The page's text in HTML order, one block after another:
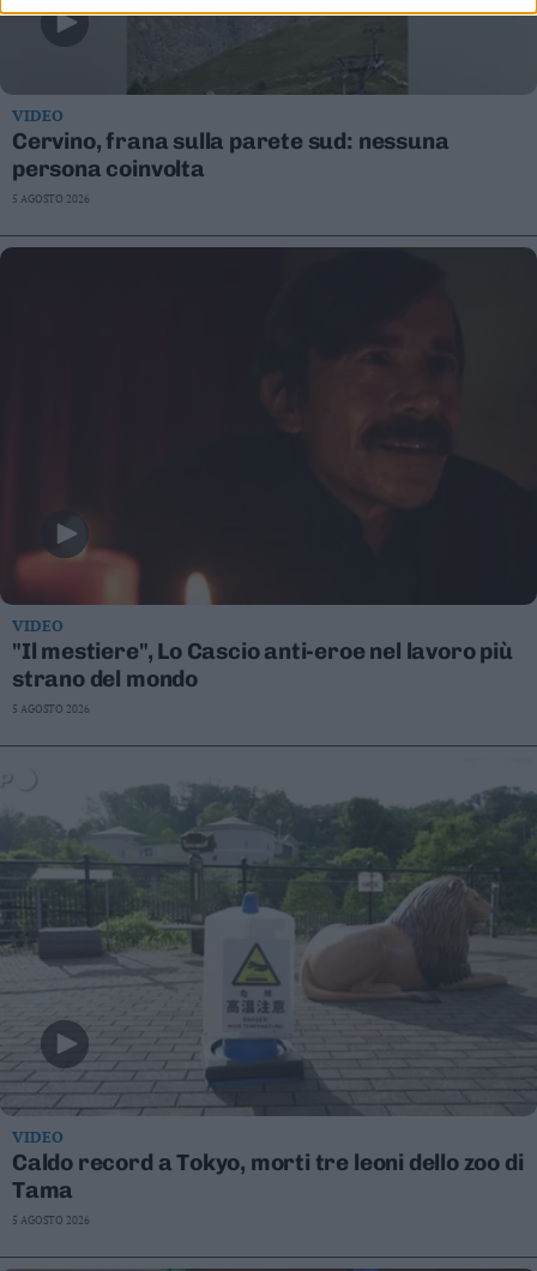
VIDEO
Cervino, frana sulla parete sud: nessuna
persona coinvolta
5 AGOSTO 2026
VIDEO
"Il mestiere", Lo Cascio anti-eroe nel lavoro più
strano del mondo
5 AGOSTO 2026
VIDEO
Caldo record a Tokyo, morti tre leoni dello zoo di
Tama
5 AGOSTO 2026